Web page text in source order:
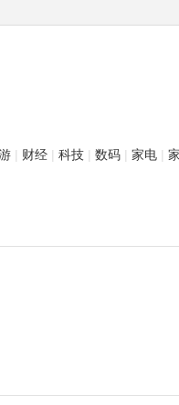
| 财经 | 科技 | 数码 | 家电 |